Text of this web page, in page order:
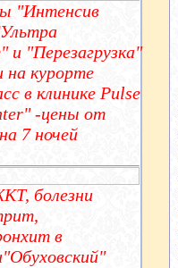
"Интенсив
и "Перезагрузка"
на курорте
в клинике Pulse
-цены от
7 ночей
болезни
в